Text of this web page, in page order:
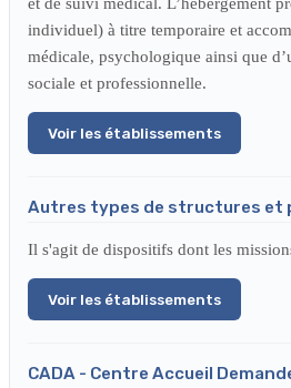
individuel) à titre temporaire et
médicale, psychologique ainsi que
sociale et professionnelle.
Voir les établissements
Autres types de structures et
Il s'agit de dispositifs dont les
Voir les établissements
CADA - Centre Accueil